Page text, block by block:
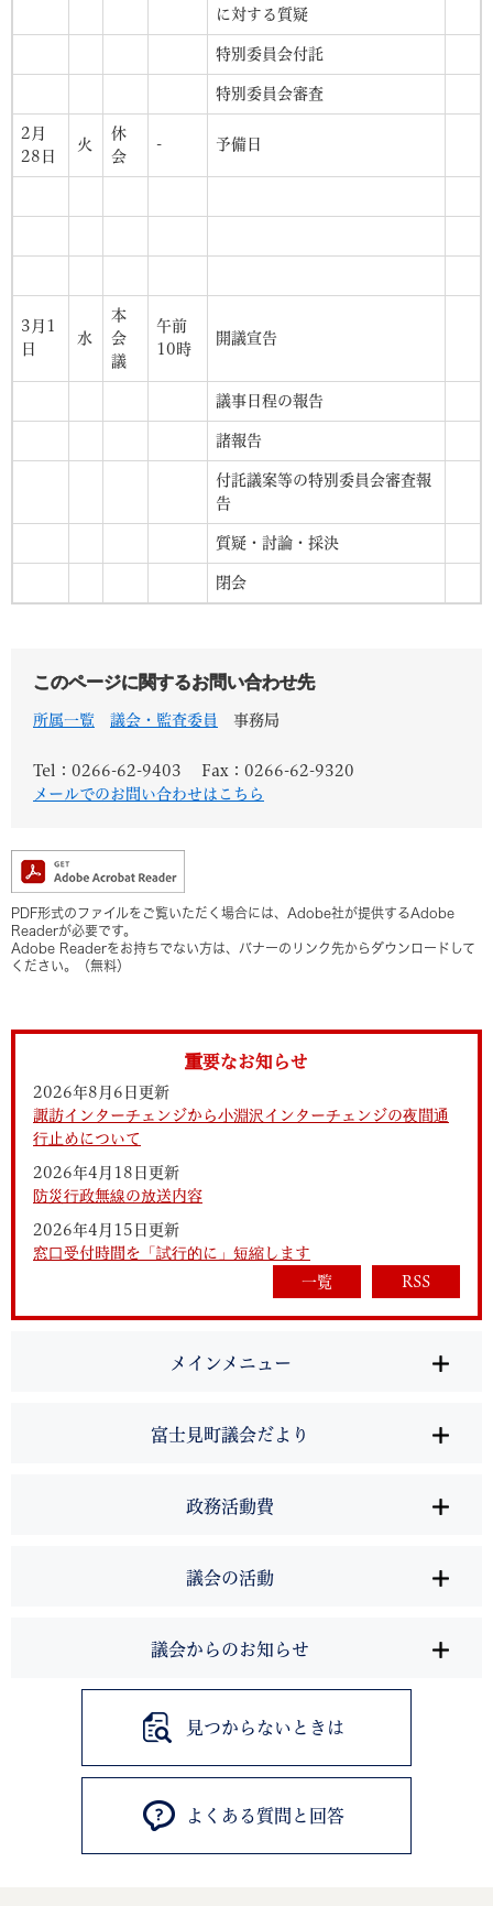
に対する質疑
特別委員会付託
特別委員会審査
2月
28日
火
休
会
- 予備日
3月1
日
水
本
会
議
午前
10時
開議宣告
議事日程の報告
諸報告
付託議案等の特別委員会審査報
告
質疑・討論・採決
閉会
このページに関するお問い合わせ先
所属一覧 議会・監査委員 事務局
Tel：0266-62-9403
Fax：0266-62-9320
メールでのお問い合わせはこちら
PDF形式のファイルをご覧いただく場合には、Adobe社が提供するAdobe
Readerが必要です。
Adobe Readerをお持ちでない方は、バナーのリンク先からダウンロードして
ください。（無料）
重要なお知らせ
2026年8月6日更新
諏訪インターチェンジから小淵沢インターチェンジの夜間通
行止めについて
2026年4月18日更新
防災行政無線の放送内容
2026年4月15日更新
窓口受付時間を「試行的に」短縮します
一覧
RSS
メインメニュー
富士見町議会だより
政務活動費
議会の活動
議会からのお知らせ
見つからないときは
よくある質問と回答